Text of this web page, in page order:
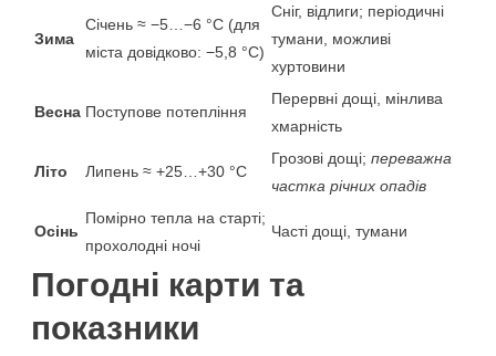
Зима
Січень ≈ −5…−6 °C (для
міста довідково: −5,8 °C)
Сніг, відлиги; періодичні
тумани, можливі
хуртовини
Весна Поступове потепління
Перервні дощі, мінлива
хмарність
Літо Липень ≈ +25…+30 °C
Грозові дощі; переважна
частка річних опадів
Осінь
Помірно тепла на старті;
прохолодні ночі
Часті дощі, тумани
Погодні карти та
показники